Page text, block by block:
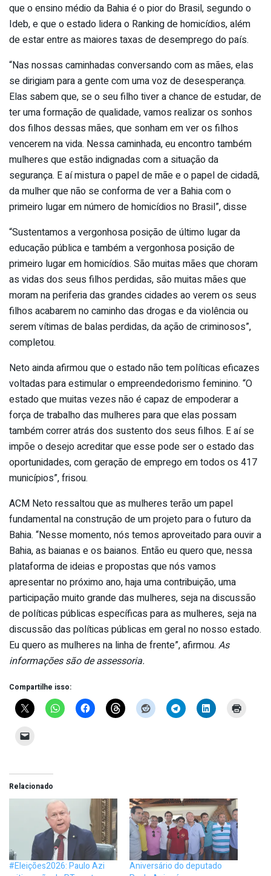
que o ensino médio da Bahia é o pior do Brasil, segundo o
Ideb, e que o estado lidera o Ranking de homicídios, além
de estar entre as maiores taxas de desemprego do país.
“Nas nossas caminhadas conversando com as mães, elas
se dirigiam para a gente com uma voz de desesperança.
Elas sabem que, se o seu filho tiver a chance de estudar, de
ter uma formação de qualidade, vamos realizar os sonhos
dos filhos dessas mães, que sonham em ver os filhos
vencerem na vida. Nessa caminhada, eu encontro também
mulheres que estão indignadas com a situação da
segurança. E aí mistura o papel de mãe e o papel de cidadã,
da mulher que não se conforma de ver a Bahia com o
primeiro lugar em número de homicídios no Brasil”, disse
“Sustentamos a vergonhosa posição de último lugar da
educação pública e também a vergonhosa posição de
primeiro lugar em homicídios. São muitas mães que choram
as vidas dos seus filhos perdidas, são muitas mães que
moram na periferia das grandes cidades ao verem os seus
filhos acabarem no caminho das drogas e da violência ou
serem vítimas de balas perdidas, da ação de criminosos”,
completou.
Neto ainda afirmou que o estado não tem políticas eficazes
voltadas para estimular o empreendedorismo feminino. “O
estado que muitas vezes não é capaz de empoderar a
força de trabalho das mulheres para que elas possam
também correr atrás dos sustento dos seus filhos. E aí se
impõe o desejo acreditar que esse pode ser o estado das
oportunidades, com geração de emprego em todos os 417
municípios”, frisou.
ACM Neto ressaltou que as mulheres terão um papel
fundamental na construção de um projeto para o futuro da
Bahia. “Nesse momento, nós temos aproveitado para ouvir a
Bahia, as baianas e os baianos. Então eu quero que, nessa
plataforma de ideias e propostas que nós vamos
apresentar no próximo ano, haja uma contribuição, uma
participação muito grande das mulheres, seja na discussão
de políticas públicas específicas para as mulheres, seja na
discussão das políticas públicas em geral no nosso estado.
Eu quero as mulheres na linha de frente”, afirmou. As
informações são de assessoria.
Compartilhe isso:
Relacionado
#Eleições2026: Paulo Azi
Aniversário do deputado